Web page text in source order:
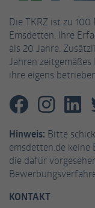
Die TKRZ ist zu
Emsdetten. Ihre
als 20 Jahre.
Jahren
ihre eigens
Hinweis: Bitte
emsdetten.de keine
die dafür
KONTAKT
Laufzeit 1
Zweck
Name